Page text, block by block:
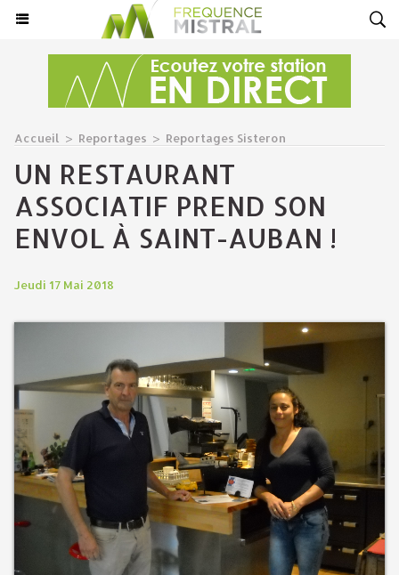
Accueil > Reportages > Reportages Sisteron
UN RESTAURANT
ASSOCIATIF PREND SON
ENVOL À SAINT-AUBAN !
Jeudi 17 Mai 2018